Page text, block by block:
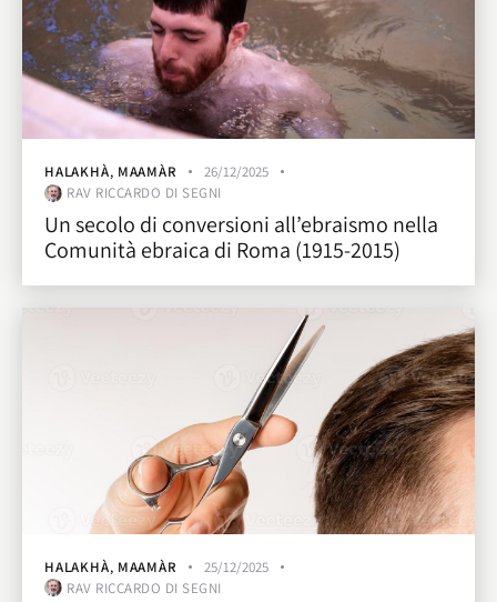
HALAKHÀ, MAAMÀR
26/12/2025
RAV RICCARDO DI SEGNI
Un secolo di conversioni all’ebraismo nella
Comunità ebraica di Roma (1915-2015)
HALAKHÀ, MAAMÀR
25/12/2025
RAV RICCARDO DI SEGNI